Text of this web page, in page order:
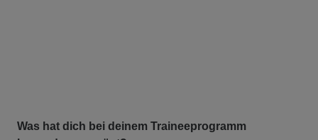
Was hat dich bei deinem Traineeprogramm